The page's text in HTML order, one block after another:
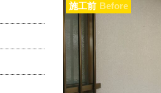
施工前 Before